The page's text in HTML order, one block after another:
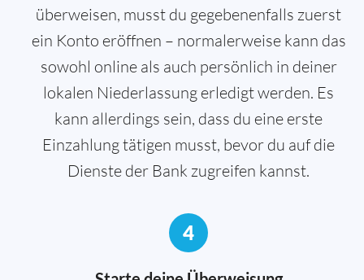
überweisen, musst du gegebenenfalls zuerst
ein Konto eröffnen – normalerweise kann das
sowohl online als auch persönlich in deiner
lokalen Niederlassung erledigt werden. Es
kann allerdings sein, dass du eine erste
Einzahlung tätigen musst, bevor du auf die
Dienste der Bank zugreifen kannst.
4